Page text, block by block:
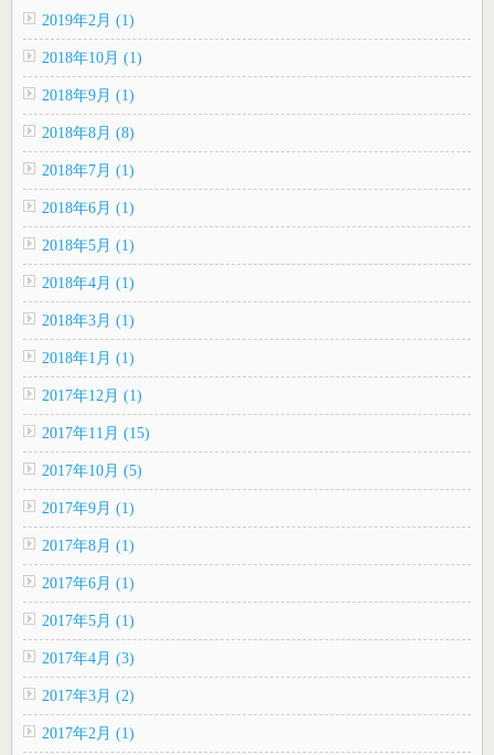
2019年2月 (1)
2018年10月 (1)
2018年9月 (1)
2018年8月 (8)
2018年7月 (1)
2018年6月 (1)
2018年5月 (1)
2018年4月 (1)
2018年3月 (1)
2018年1月 (1)
2017年12月 (1)
2017年11月 (15)
2017年10月 (5)
2017年9月 (1)
2017年8月 (1)
2017年6月 (1)
2017年5月 (1)
2017年4月 (3)
2017年3月 (2)
2017年2月 (1)